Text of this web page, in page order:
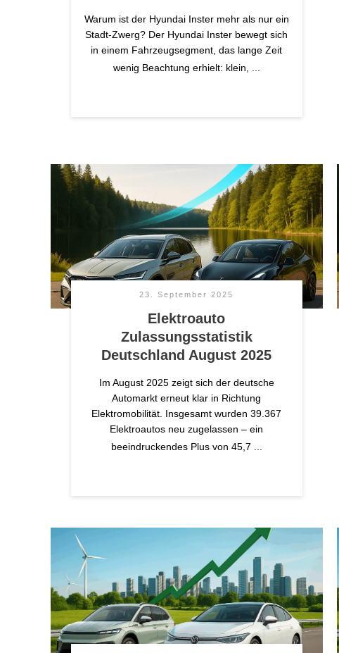
Warum ist der Hyundai Inster mehr als nur ein
Stadt-Zwerg? Der Hyundai Inster bewegt sich
in einem Fahrzeugsegment, das lange Zeit
wenig Beachtung erhielt: klein,
23. September 2025
Elektroauto
Zulassungsstatistik
Deutschland August 2025
Im August 2025 zeigt sich der deutsche
Automarkt erneut klar in Richtung
Elektromobilität. Insgesamt wurden 39.367
Elektroautos neu zugelassen – ein
beeindruckendes Plus von 45,7